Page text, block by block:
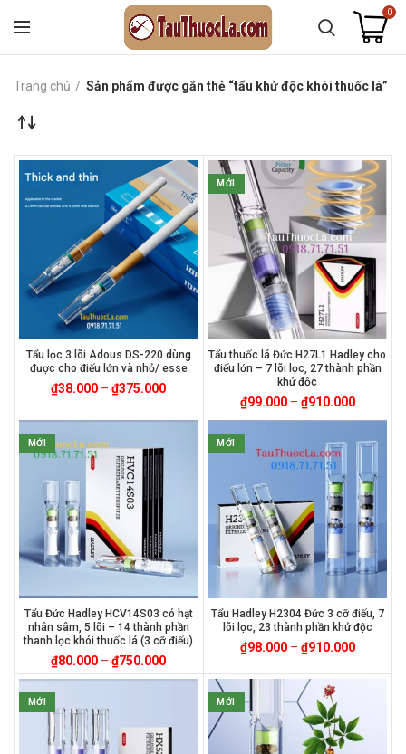
0
Trang chủ Sản phẩm được gắn thẻ “tẩu khử độc khói thuốc lá”
Tẩu lọc 3 lõi Adous DS-220 dùng
được cho điếu lớn và nhỏ/ esse
₫38.000 –₫375.000
MỚI
Tẩu thuốc lá Đức H27L1 Hadley cho
điếu lớn – 7 lõi lọc, 27 thành phần
khử độc
₫99.000– ₫910.000
MỚI
Tẩu Đức Hadley HCV14S03 có hạt
nhân sâm, 5 lõi – 14 thành phần
thanh lọc khói thuốc lá (3 cỡ điếu)
₫80.000 –₫750.000
MỚI
Tẩu Hadley H2304 Đức 3 cỡ điếu, 7
lõi lọc, 23 thành phần khử độc
₫98.000– ₫910.000
MỚI MỚI